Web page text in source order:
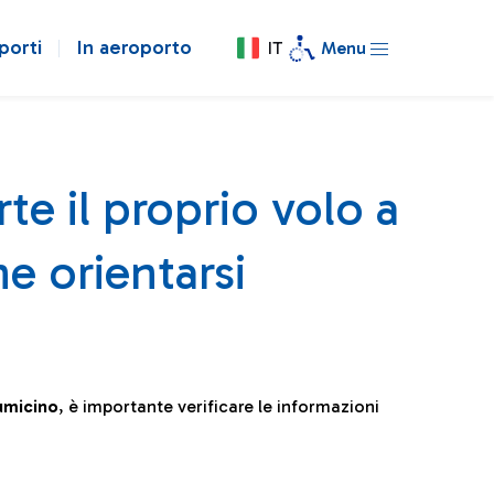
In aeroporto IT Menu
il proprio volo a
orientarsi
, è importante verificare le informazioni